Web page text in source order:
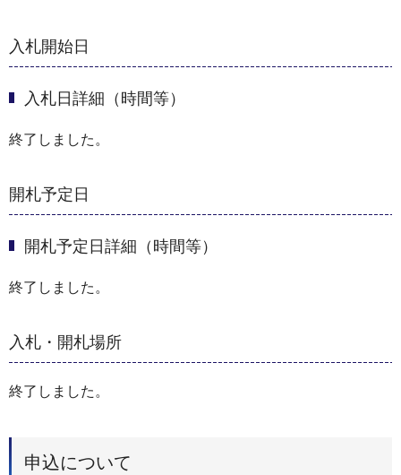
入札開始日
入札日詳細（時間等）
終了しました。
開札予定日
開札予定日詳細（時間等）
終了しました。
入札・開札場所
終了しました。
申込について